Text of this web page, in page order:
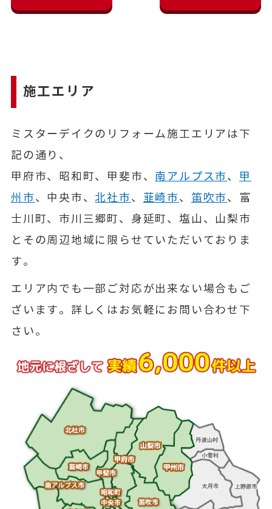
施工エリア
ミスターデイクのリフォーム施工エリアは下
記の通り、
甲府市、昭和町、甲斐市、 南アルプス市、 甲
州市、中央市、北社市、 韮崎市、 笛吹市、富
士川町、市川三郷町、身延町、塩山、山梨市
とその周辺地域に限らせていただいておりま
す。
エリア内でも一部ご対応が出来ない場合もご
ざいます。詳しくはお気軽にお問い合わせ下
さい。